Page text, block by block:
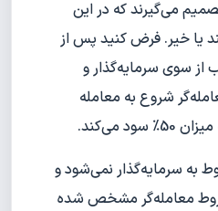
می‌گیرند که در این
یا خیر. فرض کنید پس از
از سوی سرمایه‌گذار و
شروع به معامله
می‌کند.
به سرمایه‌گذار نمی‌شود و
معامله‌گر مشخص شده